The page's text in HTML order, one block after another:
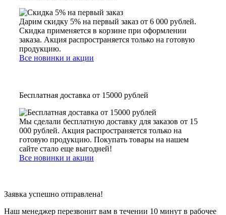
Дарим скидку 5% на первый заказ от 6 000 рублей.
Скидка применяется в корзине при оформлении
заказа. Акция распространяется только на готовую
продукцию.
Все новинки и акции
Бесплатная доставка от 15000 рублей
Мы сделали бесплатную доставку для заказов от 15
000 рублей. Акция распространяется только на
готовую продукцию. Покупать товары на нашем
сайте стало еще выгодней!
Все новинки и акции
Заявка успешно отправлена!
Наш менеджер перезвонит вам в течении 10 минут в рабочее